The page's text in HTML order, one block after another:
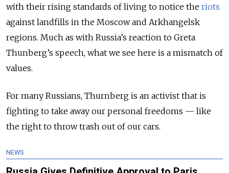
with their rising standards of living to notice the riots
against landfills in the Moscow and Arkhangelsk
regions. Much as with Russia’s reaction to Greta
Thunberg’s speech, what we see here is a mismatch of
values.
For many Russians, Thurnberg is an activist that is
fighting to take away our personal freedoms — like
the right to throw trash out of our cars.
NEWS